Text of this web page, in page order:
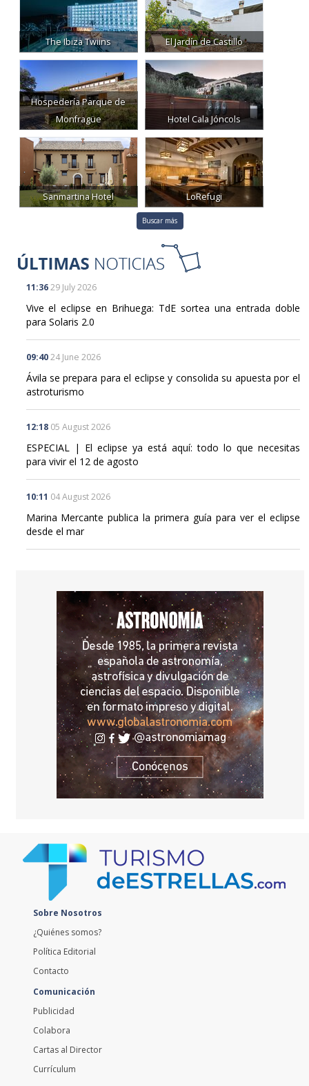
The Ibiza Twiins El Jardín de Castillo
Hospedería Parque de
Monfragüe
Hotel Cala Jóncols
Sanmartina Hotel LoRefugi
Buscar más
11:36 29 July 2026
Vive el eclipse en Brihuega: TdE sortea una entrada doble
para Solaris 2.0
09:40 24 June 2026
Ávila se prepara para el eclipse y consolida su apuesta por el
astroturismo
12:18 05 August 2026
ESPECIAL | El eclipse ya está aquí: todo lo que necesitas
para vivir el 12 de agosto
10:11 04 August 2026
Marina Mercante publica la primera guía para ver el eclipse
desde el mar
Sobre Nosotros
¿Quiénes somos?
Política Editorial
Contacto
Comunicación
Publicidad
Colabora
Cartas al Director
Currículum